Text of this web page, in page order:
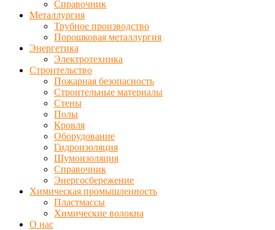
Справочник
Металлургия
Трубное производство
Порошковая металлургия
Энергетика
Электротехника
Строительство
Пожарная безопасность
Строительные материалы
Стены
Полы
Кровля
Оборудование
Гидроизоляция
Шумоизоляция
Справочник
Энергосбережение
Химическая промышленность
Пластмассы
Химические волокна
О нас